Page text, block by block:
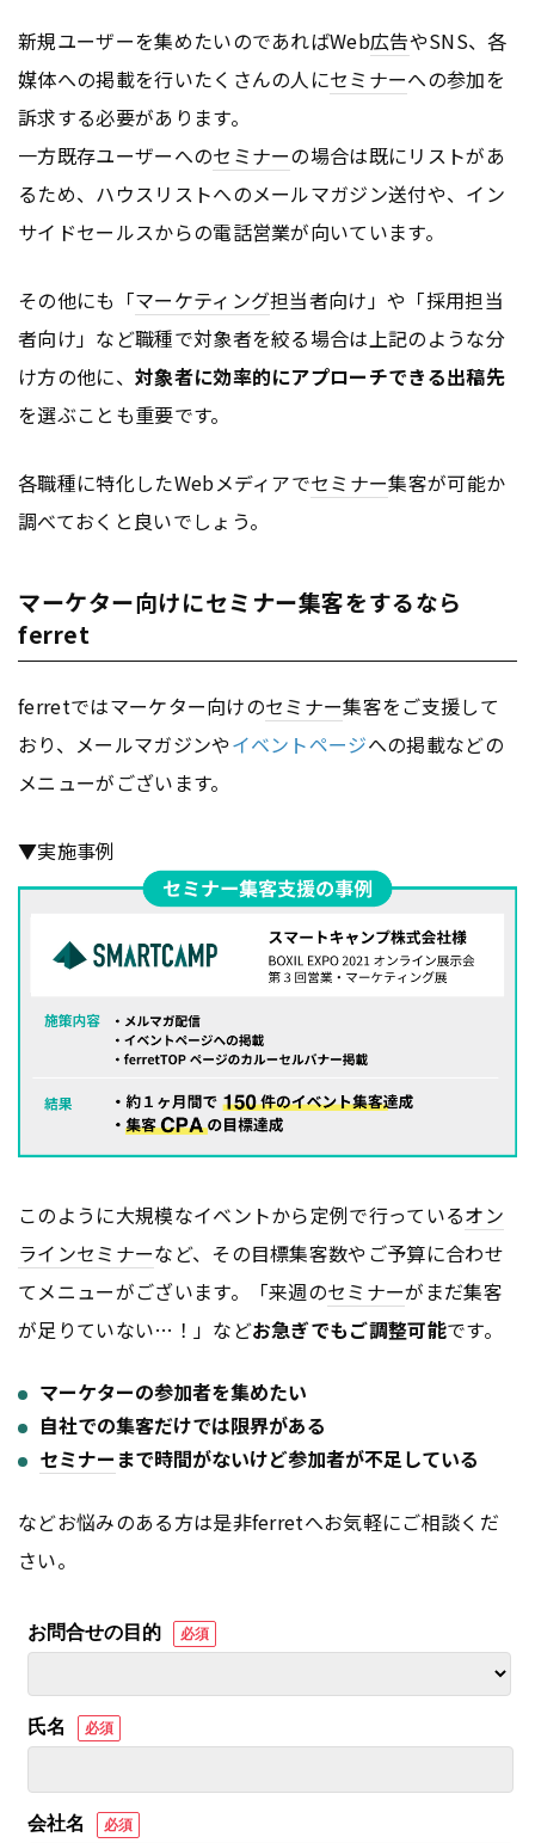
新規ユーザーを集めたいのであればWeb広告やSNS、各
媒体への掲載を行いたくさんの人にセミナーへの参加を
訴求する必要があります。
一方既存ユーザーへのセミナーの場合は既にリストがあ
るため、ハウスリストへのメールマガジン送付や、イン
サイドセールスからの電話営業が向いています。
その他にも「マーケティング担当者向け」や「採用担当
者向け」など職種で対象者を絞る場合は上記のような分
け方の他に、 対象者に効率的にアプローチできる出稿先
を選ぶことも重要です。
各職種に特化したWebメディアでセミナー集客が可能か
調べておくと良いでしょう。
マーケター向けにセミナー集客をするなら
ferret
ferretではマーケター向けのセミナー集客をご支援して
おり、メールマガジンやイベントページへの掲載などの
メニューがございます。
▼実施事例
このように大規模なイベントから定例で行っているオン
ラインセミナーなど、その目標集客数やご予算に合わせ
てメニューがございます。「来週のセミナーがまだ集客
が足りていない…！」などお急ぎでもご調整可能です。
マーケターの参加者を集めたい
自社での集客だけでは限界がある
セミナー まで時間がないけど参加者が不足している
などお悩みのある方は是非ferretへお気軽にご相談くだ
さい。